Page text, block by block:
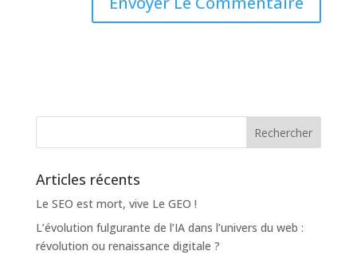
Articles récents
Le SEO est mort, vive Le GEO !
L’évolution fulgurante de l’IA dans l’univers du web :
révolution ou renaissance digitale ?